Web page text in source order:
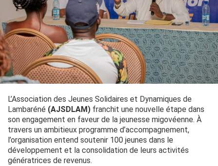
L’Association des Jeunes Solidaires et Dynamiques de
Lambaréné (AJSDLAM) franchit une nouvelle étape dans
son engagement en faveur de la jeunesse migovéenne. À
travers un ambitieux programme d’accompagnement,
l’organisation entend soutenir 100 jeunes dans le
développement et la consolidation de leurs activités
génératrices de revenus.